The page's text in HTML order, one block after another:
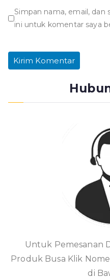
Simpan nama, email, dan
ini untuk komentar saya
Untuk Pemesanan
Produk Busa Klik
di